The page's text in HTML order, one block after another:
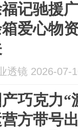
记驰援
爱心物
透镜 2026-07-
产巧克力
方带号